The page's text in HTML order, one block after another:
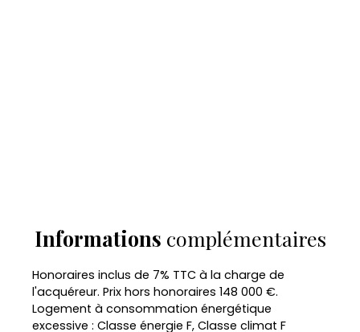
Informations complémentaires
Honoraires inclus de 7% TTC à la charge de
l'acquéreur. Prix hors honoraires 148 000 €.
Logement à consommation énergétique
excessive : Classe énergie F, Classe climat F